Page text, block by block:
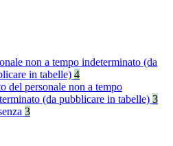
non a tempo indeterminato (da
in tabelle) 4
del personale non a tempo
(da pubblicare in tabelle) 3
3